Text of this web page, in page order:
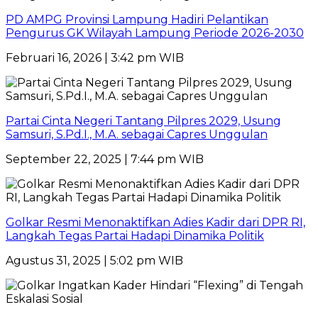
PD AMPG Provinsi Lampung Hadiri Pelantikan
Pengurus GK Wilayah Lampung Periode 2026-2030
Februari 16, 2026 | 3:42 pm WIB
Partai Cinta Negeri Tantang Pilpres 2029, Usung
Samsuri, S.Pd.I., M.A. sebagai Capres Unggulan
September 22, 2025 | 7:44 pm WIB
Golkar Resmi Menonaktifkan Adies Kadir dari DPR RI,
Langkah Tegas Partai Hadapi Dinamika Politik
Agustus 31, 2025 | 5:02 pm WIB